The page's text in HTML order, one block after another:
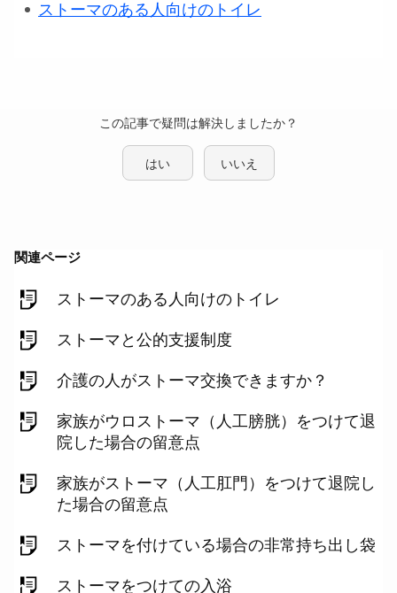
ストーマのある人向けのトイレ
この記事で疑問は解決しましたか？
はい いいえ
関連ページ
ストーマのある人向けのトイレ
ストーマと公的支援制度
介護の人がストーマ交換できますか？
家族がウロストーマ（人工膀胱）をつけて退
院した場合の留意点
家族がストーマ（人工肛門）をつけて退院し
た場合の留意点
ストーマを付けている場合の非常持ち出し袋
ストーマをつけての入浴